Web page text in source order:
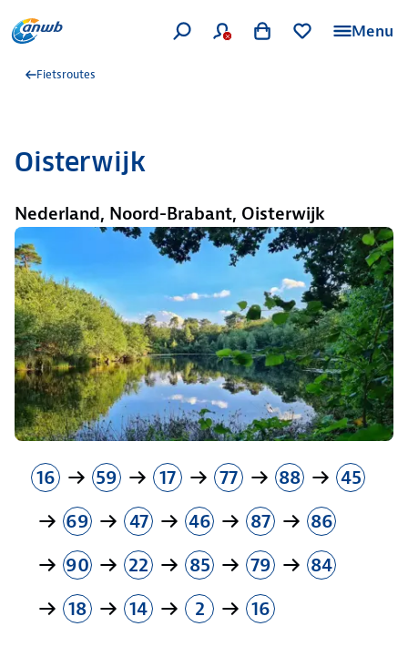
Menu
Fietsroutes
Oisterwijk
Nederland, Noord-Brabant, Oisterwijk
16 59 17 77 88
45
69
47 46 87
86
90
22 85 79
84
18
14 2 16